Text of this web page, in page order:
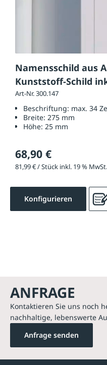
Namensschild aus
Kunststoff-Schild
Zeichen)
Art-Nr. 300.147
Beschriftung: max. 34
Breite: 275 mm
Höhe: 25 mm
68,90 €
81,99 € / Stück inkl. 19 %
Konfigurieren
ANFRAGE
Kontaktieren Sie uns noch
nachhaltige, lebenswerte
Anfrage senden